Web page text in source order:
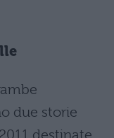
due storie